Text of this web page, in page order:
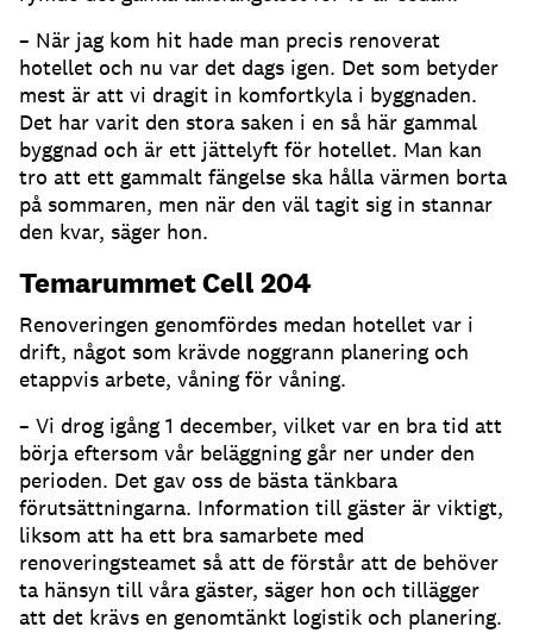
– När jag kom hit hade man precis renoverat
hotellet och nu var det dags igen. Det som betyder
mest är att vi dragit in komfortkyla i byggnaden.
Det har varit den stora saken i en så här gammal
byggnad och är ett jättelyft för hotellet. Man kan
tro att ett gammalt fängelse ska hålla värmen borta
på sommaren, men när den väl tagit sig in stannar
den kvar, säger hon.
Temarummet Cell 204
Renoveringen genomfördes medan hotellet var i
drift, något som krävde noggrann planering och
etappvis arbete, våning för våning.
– Vi drog igång 1 december, vilket var en bra tid att
börja eftersom vår beläggning går ner under den
perioden. Det gav oss de bästa tänkbara
förutsättningarna. Information till gäster är viktigt,
liksom att ha ett bra samarbete med
renoveringsteamet så att de förstår att de behöver
ta hänsyn till våra gäster, säger hon och tillägger
att det krävs en genomtänkt logistik och planering.